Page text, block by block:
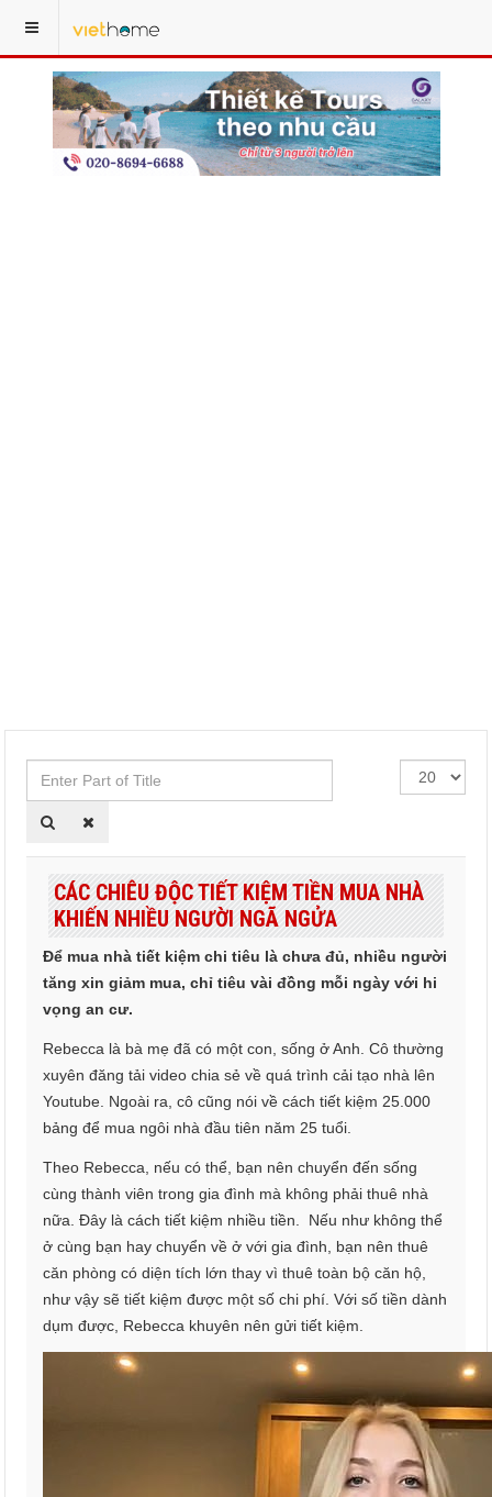
Enter
Part
of
Hiển
thị
CÁC CHIÊU ĐỘC TIẾT KIỆM TIỀN MUA NHÀ
KHIẾN NHIỀU NGƯỜI NGÃ NGỬA
Để mua nhà tiết kiệm chi tiêu là chưa đủ, nhiều người
tăng xin giảm mua, chỉ tiêu vài đồng mỗi ngày với hi
vọng an cư.
Rebecca là bà mẹ đã có một con, sống ở Anh. Cô thường
xuyên đăng tải video chia sẻ về quá trình cải tạo nhà lên
Youtube. Ngoài ra, cô cũng nói về cách tiết kiệm 25.000
bảng để mua ngôi nhà đầu tiên năm 25 tuổi.
Theo Rebecca, nếu có thể, bạn nên chuyển đến sống
cùng thành viên trong gia đình mà không phải thuê nhà
nữa. Đây là cách tiết kiệm nhiều tiền. Nếu như không thể
ở cùng bạn hay chuyển về ở với gia đình, bạn nên thuê
căn phòng có diện tích lớn thay vì thuê toàn bộ căn hộ,
như vậy sẽ tiết kiệm được một số chi phí. Với số tiền dành
dụm được, Rebecca khuyên nên gửi tiết kiệm.